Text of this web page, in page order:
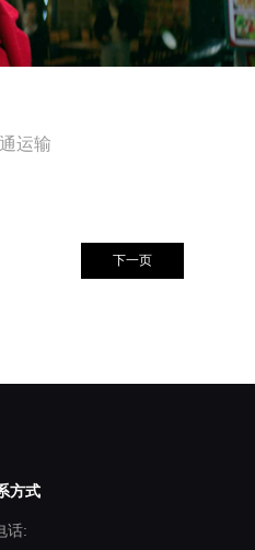
运输
下一页
方式
话: